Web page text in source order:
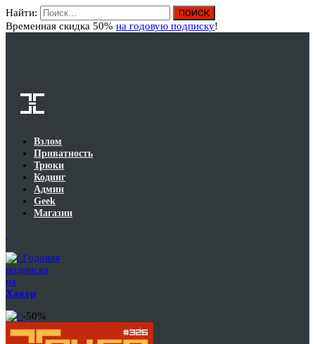
Найти:
Временная скидка 50% на годовую подписку!
Взлом
Приватность
Трюки
Кодинг
Админ
Geek
Магазин
Годовая
подписка
на
Хакер
-50%